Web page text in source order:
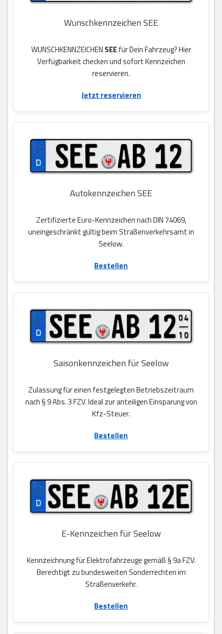
Wunschkennzeichen SEE
WUNSCHKENNZEICHEN SEEfür Dein Fahrzeug? Hier
Verfügbarkeit checken und sofort Kennzeichen
reservieren.
Jetzt reservieren
Autokennzeichen SEE
Zertifizierte Euro-Kennzeichen nach DIN 74069,
uneingeschränkt gültig beim Straßenverkehrsamt in
Seelow.
Bestellen
Saisonkennzeichen für Seelow
Zulassung für einen festgelegten Betriebszeitraum
nach § 9 Abs. 3 FZV. Ideal zur anteiligen Einsparung von
Kfz-Steuer.
Bestellen
E-Kennzeichen für Seelow
Kennzeichnung für Elektrofahrzeuge gemäß § 9a FZV.
Berechtigt zu bundesweiten Sonderrechten im
Straßenverkehr.
Bestellen